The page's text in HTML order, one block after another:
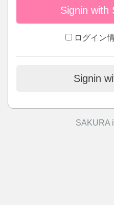
Signin with
ログイン
Signin
SAKURA